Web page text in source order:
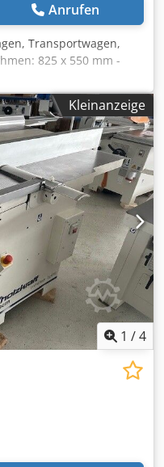
Anrufen
Transportwagen,
825 x 550 mm -
aus Polyamid -
und 2 feste Rollen -
pro Stück Chodpfob A
Kleinanzeige
1 /4